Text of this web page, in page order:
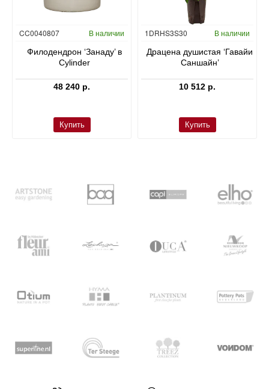
CC0040807 В наличии
Филодендрон ‘Занаду’ в
Cylinder
48 240 р.
Купить
Гидропоника
1DRHS3S30 В наличии
Драцена душистая ‘Гавайи
Саншайн’
10 512 р.
Купить